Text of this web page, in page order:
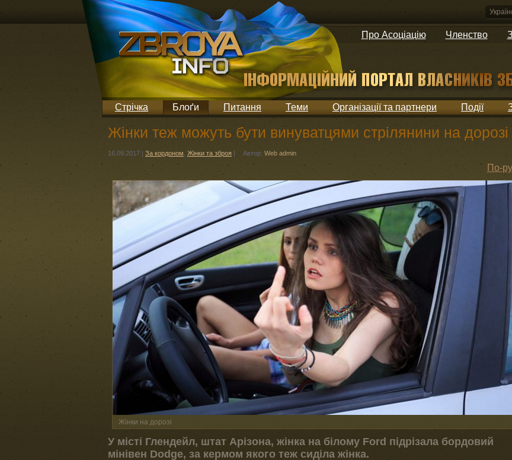
Про Асоціацію Членство
Стрічка Блоґи Питання Теми Організації та партнери Події
Жінки теж можуть бути винуватцями стрілянини на дорозі
16.09.2017 | За кордоном Жінки та зброя | Автор: Web admin
По-
Жінки на дорозі
У місті Глендейл, штат Арізона, жінка на білому Ford підрізала бордовий
мінівен Dodge, за кермом якого теж сиділа жінка.